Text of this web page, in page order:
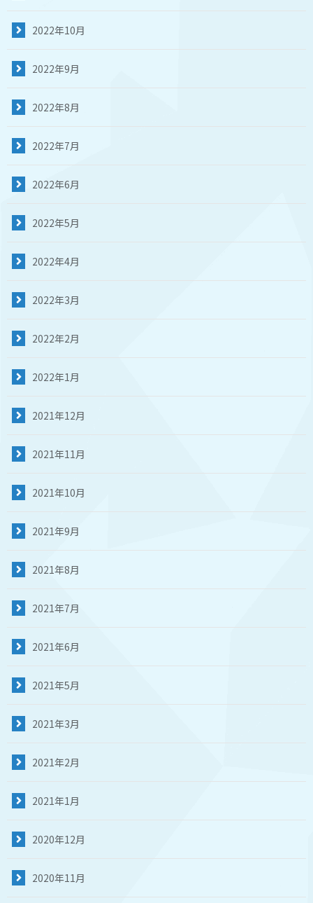
2022年10月
2022年9月
2022年8月
2022年7月
2022年6月
2022年5月
2022年4月
2022年3月
2022年2月
2022年1月
2021年12月
2021年11月
2021年10月
2021年9月
2021年8月
2021年7月
2021年6月
2021年5月
2021年3月
2021年2月
2021年1月
2020年12月
2020年11月